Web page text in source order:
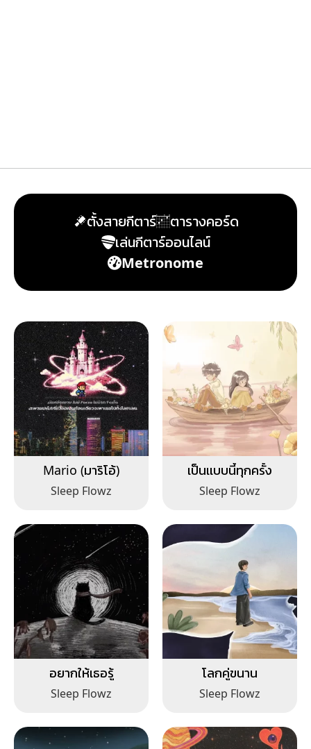
ตั้งสายกีตาร์
ตารางคอร์ด
เล่นกีตาร์ออนไลน์
Metronome
Mario (มาริโอ้)
Sleep Flowz
เป็นเเบบนี้ทุกครั้ง
Sleep Flowz
อยากให้เธอรู้
Sleep Flowz
โลกคู่ขนาน
Sleep Flowz